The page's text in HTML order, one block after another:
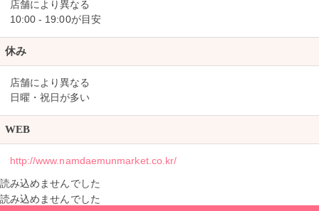
店舗により異なる
10:00 - 19:00が目安
休み
店舗により異なる
日曜・祝日が多い
WEB
http://www.namdaemunmarket.co.kr/
読み込めませんでした
読み込めませんでした